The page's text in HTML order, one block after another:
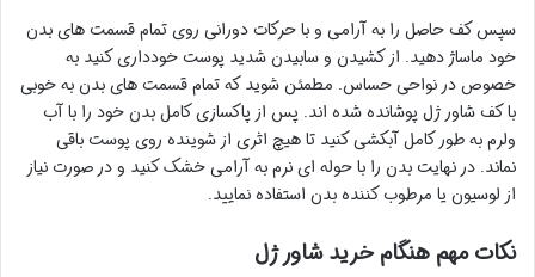
سپس کف حاصل را به آرامی و با حرکات دورانی روی تمام قسمت های بدن
خود ماساژ دهید. از کشیدن و سابیدن شدید پوست خودداری کنید به
خصوص در نواحی حساس. مطمئن شوید که تمام قسمت های بدن به خوبی
با کف شاور ژل پوشانده شده اند. پس از پاکسازی کامل بدن خود را با آب
ولرم به طور کامل آبکشی کنید تا هیچ اثری از شوینده روی پوست باقی
نماند. در نهایت بدن را با حوله ای نرم به آرامی خشک کنید و در صورت نیاز
از لوسیون یا مرطوب کننده بدن استفاده نمایید.
نکات مهم هنگام خرید شاور ژل